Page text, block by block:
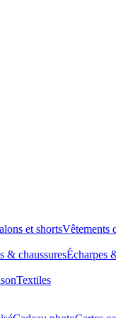
et shortsVêtements
& chaussuresÉcharpes
Textiles